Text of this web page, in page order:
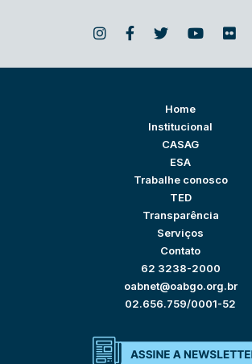
Home
Institucional
CASAG
ESA
Trabalhe conosco
TED
Transparência
Serviços
Contato
62 3238-2000
oabnet@oabgo.org.br
02.656.759/0001-52